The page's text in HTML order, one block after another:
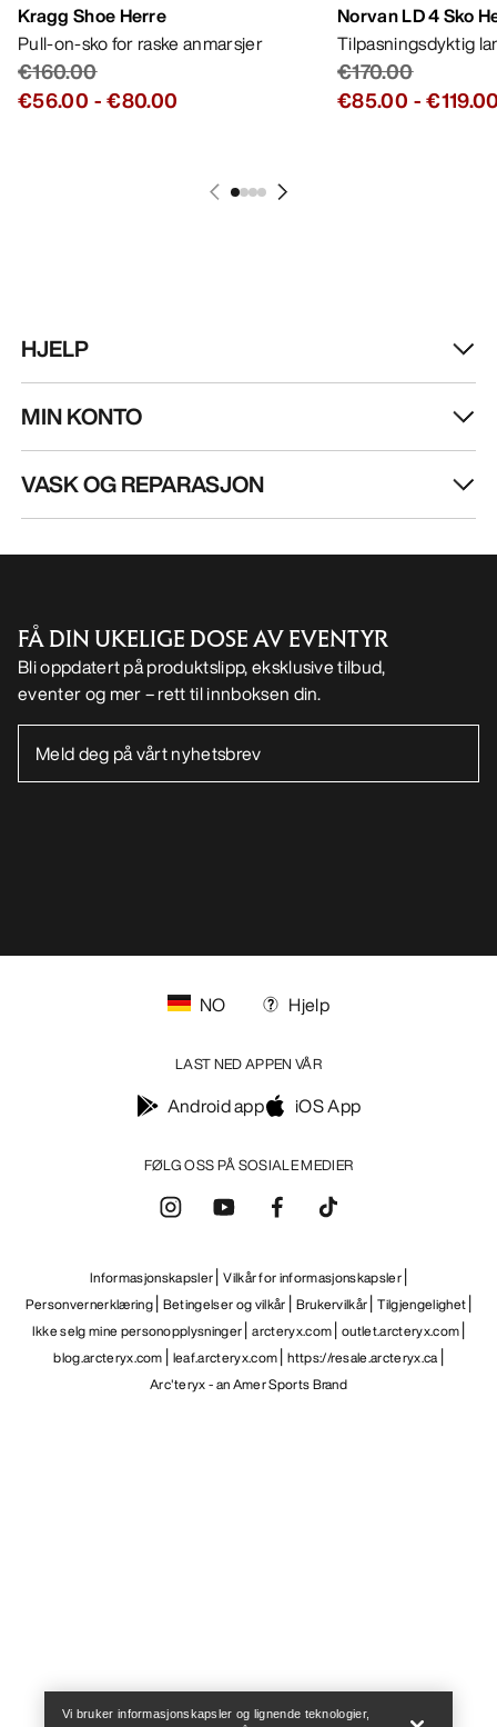
Kragg Shoe Herre
Pull-on-sko for raske anmarsjer
€160.00
€56.00 -€80.00
Norvan LD 4 Sko
Tilpasningsdyktig
€170.00
€85.00 -
HJELP
MIN KONTO
VASK OG REPARASJON
FÅ DIN UKELIGE DOSE AV EVENTYR
Bli oppdatert på produktslipp, eksklusive tilbud,
eventer og mer – rett til innboksen din.
FØLG OSS PÅ SOSIALE MEDIER
NO Hjelp
LAST NED APPEN VÅR
Android app iOS App
Informasjonskapsler Vilkår for informasjonskapsler
Personvernerklæring Betingelser og vilkår Brukervilkår Tilgjengelighet
Ikke selg mine personopplysninger arcteryx.com outlet.arcteryx.com
blog.arcteryx.com leaf.arcteryx.com https://resale.arcteryx.ca
Arc'teryx - an Amer Sports Brand
Vi bruker informasjonskapsler og lignende teknologier,